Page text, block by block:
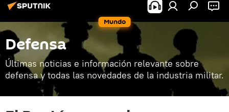
Mundo
Defensa
Últimas noticias e información relevante sobre
defensa y todas las novedades de la industria militar.